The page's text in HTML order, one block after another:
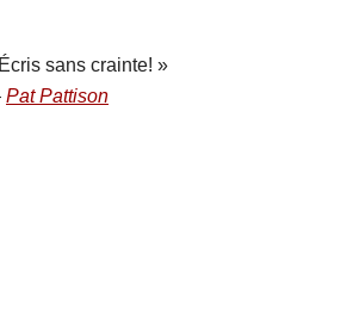
Écris sans crainte!
Pat Pattison